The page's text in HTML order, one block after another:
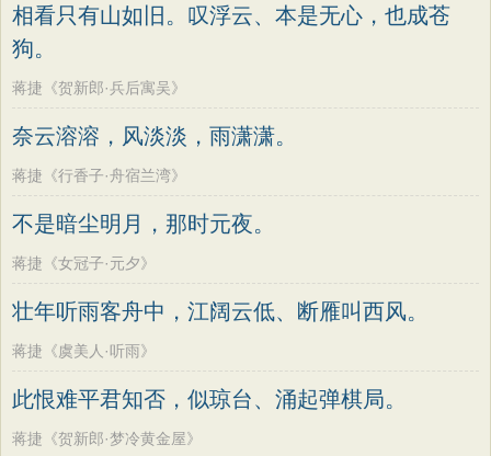
相看只有山如旧。叹浮云、本是无心，也成苍
狗。
蒋捷《贺新郎·兵后寓吴》
奈云溶溶，风淡淡，雨潇潇。
蒋捷《行香子·舟宿兰湾》
不是暗尘明月，那时元夜。
蒋捷《女冠子·元夕》
壮年听雨客舟中，江阔云低、断雁叫西风。
蒋捷《虞美人·听雨》
此恨难平君知否，似琼台、涌起弹棋局。
蒋捷《贺新郎·梦冷黄金屋》